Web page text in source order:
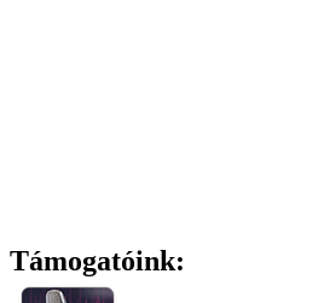
Támogatóink: